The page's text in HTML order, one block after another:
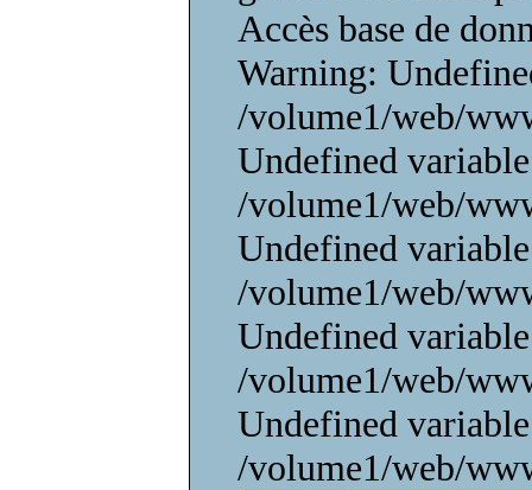
Accès base de
Warning:
/volume1/web/
Undefined
/volume1/web/
Undefined
/volume1/web/
Undefined
/volume1/web/
Undefined
/volume1/web/